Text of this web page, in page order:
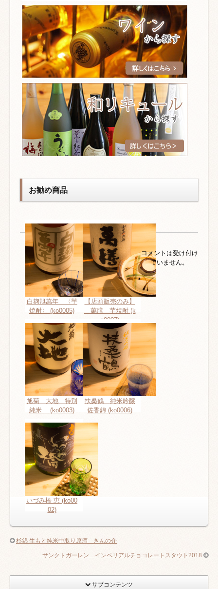
お勧め商品
白麹旭萬年 〈芋
焼酎〉 (ko0005)
【店頭販売のみ】
萬膳 芋焼酎 (k
o0007)
旭菊 大地 特別
純米 (ko0003)
扶桑鶴 純米吟醸
佐香錦 (ko0006)
いづみ橋 恵 (ko00
02)
コメントは受け付け
ていません。
杉錦 生もと純米中取り原酒 きんの介
サンクトガーレン インペリアルチョコレートスタウト2018
サブコンテンツ